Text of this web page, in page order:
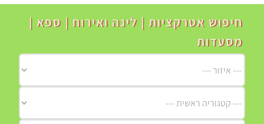
חיפוש אטרקציות | לינה ואירוח | ספא |
מסעדות